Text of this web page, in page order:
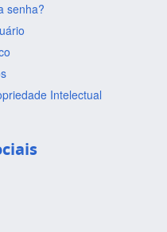
senha?
Intelectual